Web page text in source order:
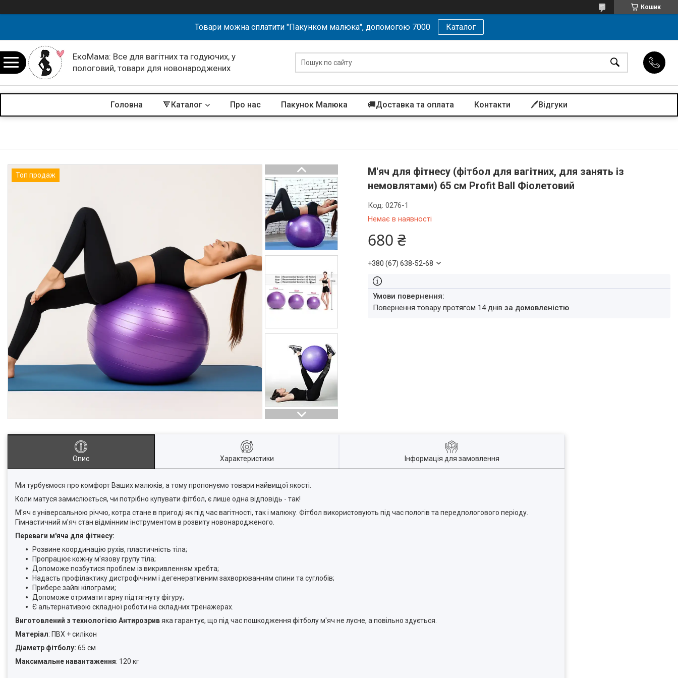
Кошик
Товари можна сплатити "Пакунком малюка", допомогою 7000 Каталог
ЕкоМама: Все для вагітних та годуючих, у
пологовий, товари для новонароджених
Головна 🔻Каталог Про нас Пакунок Малюка 🚚Доставка та оплата Контакти 🖊️Відгуки
Топ продаж
М'яч для фітнесу (фітбол для вагітних, для занять із
немовлятами) 65 см Profit Ball Фіолетовий
Немає в наявності
Код:0276-1
680 ₴
+380 (67) 638-52-68
повернення товару протягом 14 днівза домовленістю
Опис Характеристики Інформація для замовлення
Ми турбуємося про комфорт Ваших малюків, а тому пропонуємо товари найвищої якості.
Коли матуся замислюється, чи потрібно купувати фітбол, є лише одна відповідь - так!
М'яч є універсальною річчю, котра стане в пригоді як під час вагітності, так і малюку. Фітбол використовують під час пологів та передпологового періоду.
Гімнастичний м'яч стан відмінним інструментом в розвиту новонародженого.
Переваги м'яча для фітнесу:
Розвине координацію рухів, пластичність тіла;
Пропрацює кожну м'язову групу тіла;
Допоможе позбутися проблем із викривленням хребта;
Надасть профілактику дистрофічним і дегенеративним захворюванням спини та суглобів;
Прибере зайві кілограми;
Допоможе отримати гарну підтягнуту фігуру;
Є альтернативою складної роботи на складних тренажерах.
Виготовлений з технологією Антирозривяка гарантує, що під час пошкодження фітболу м'яч не лусне, а повільно здується.
Матеріал: ПВХ + силікон
Діаметр фітболу: 65 см
Максимальне навантаження: 120 кг